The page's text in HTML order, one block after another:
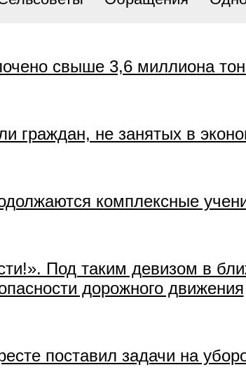
свыше 3,6 миллиона
граждан, не занятых в
комплексные
Под таким девизом в
дорожного движения
поставил задачи на